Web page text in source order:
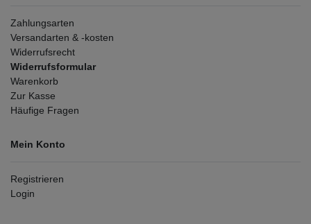
Zahlungsarten
Versandarten & -kosten
Widerrufsrecht
Widerrufsformular
Warenkorb
Zur Kasse
Häufige Fragen
Mein Konto
Registrieren
Login